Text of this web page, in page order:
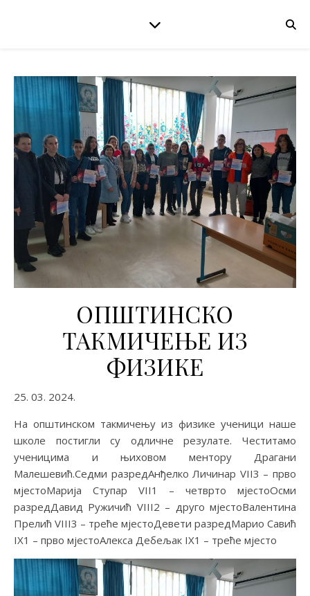
ОПШТИНСКО
ТАКМИЧЕЊЕ ИЗ
ФИЗИКЕ
25. 03. 2024.
На општинском такмичењу из физике ученици наше
школе постигли су одличне резулате. Честитамо
ученицима и њиховом ментору Драгани
Малешевић.Седми разредАнђелко Личинар VII3 – прво
мјестоМарија Ступар VII1 – четврто мјестоОсми
разредДавид Ружичић VIII2 – друго мјестоВалентина
Прелић VIII3 – треће мјестоДевети разредМарио Савић
IX1 – прво мјестоАлекса Дебељак IX1 – треће мјесто